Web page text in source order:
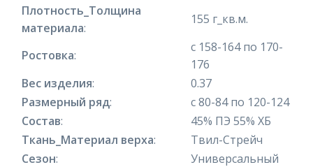
Плотность_Толщина
материала:
155 г_кв.м.
Ростовка:
с 158-164 по 170-
176
Вес изделия:
0.37
Размерный ряд:
с 80-84 по 120-124
Состав:
45% ПЭ 55% ХБ
Ткань_Материал верха:
Твил-Стрейч
Сезон:
Универсальный